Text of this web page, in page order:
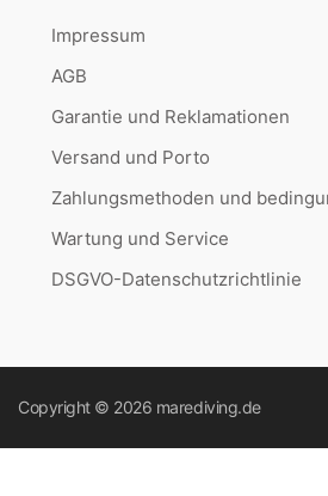
Impressum
AGB
Garantie und Reklamationen
Versand und Porto
Zahlungsmethoden und
Wartung und Service
DSGVO-Datenschutzrichtlinie
Copyright © 2026 marediving.de